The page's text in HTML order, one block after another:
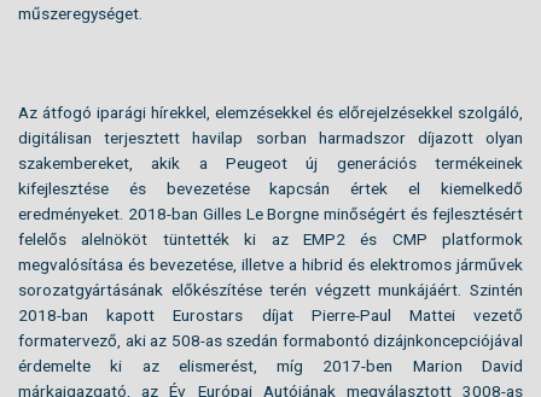
műszeregységet.
Az átfogó iparági hírekkel, elemzésekkel és előrejelzésekkel szolgáló,
digitálisan terjesztett havilap sorban harmadszor díjazott olyan
szakembereket, akik a Peugeot új generációs termékeinek
kifejlesztése és bevezetése kapcsán értek el kiemelkedő
eredményeket. 2018-ban Gilles Le Borgne minőségért és fejlesztésért
felelős alelnököt tüntették ki az EMP2 és CMP platformok
megvalósítása és bevezetése, illetve a hibrid és elektromos járművek
sorozatgyártásának előkészítése terén végzett munkájáért. Szintén
2018-ban kapott Eurostars díjat Pierre-Paul Mattei vezető
formatervező, aki az 508-as szedán formabontó dizájnkoncepciójával
érdemelte ki az elismerést, míg 2017-ben Marion David
márkaigazgató, az Év Európai Autójának megválasztott 3008-as